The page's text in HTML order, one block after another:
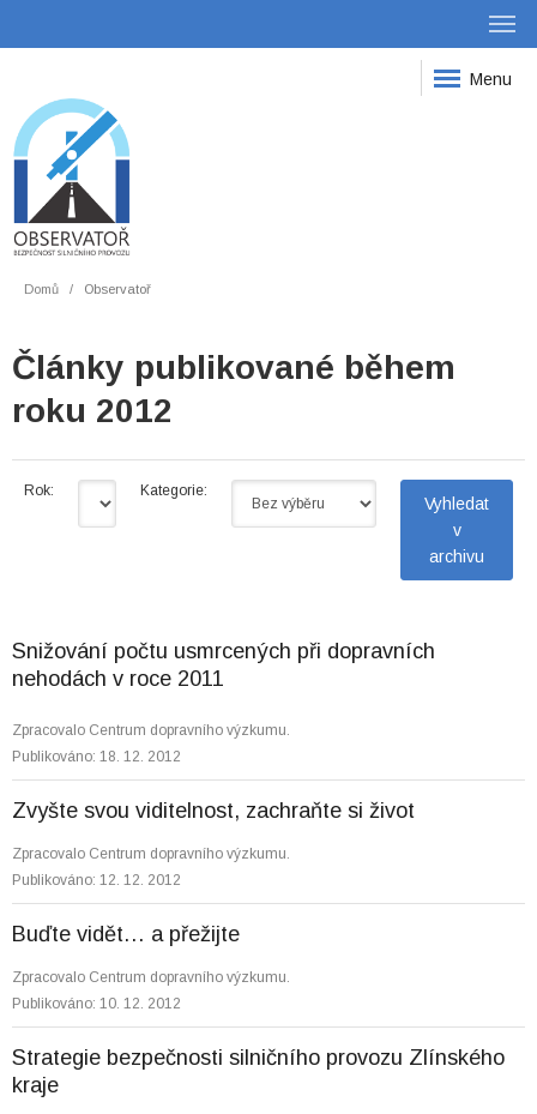
Menu
Domů Observatoř
Články publikované během
roku 2012
Rok: Kategorie:
Snižování počtu usmrcených při dopravních
nehodách v roce 2011
Zpracovalo Centrum dopravního výzkumu.
Publikováno: 18. 12. 2012
Zvyšte svou viditelnost, zachraňte si život
Zpracovalo Centrum dopravního výzkumu.
Publikováno: 12. 12. 2012
Buďte vidět… a přežijte
Zpracovalo Centrum dopravního výzkumu.
Publikováno: 10. 12. 2012
Strategie bezpečnosti silničního provozu Zlínského
kraje